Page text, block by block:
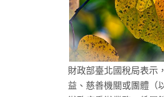
財政部臺北國稅局表示
益、慈善機關或團體（